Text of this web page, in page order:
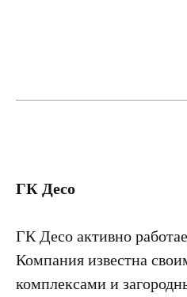
ГК Десо
ГК Десо активно
Компания известна
комплексами и